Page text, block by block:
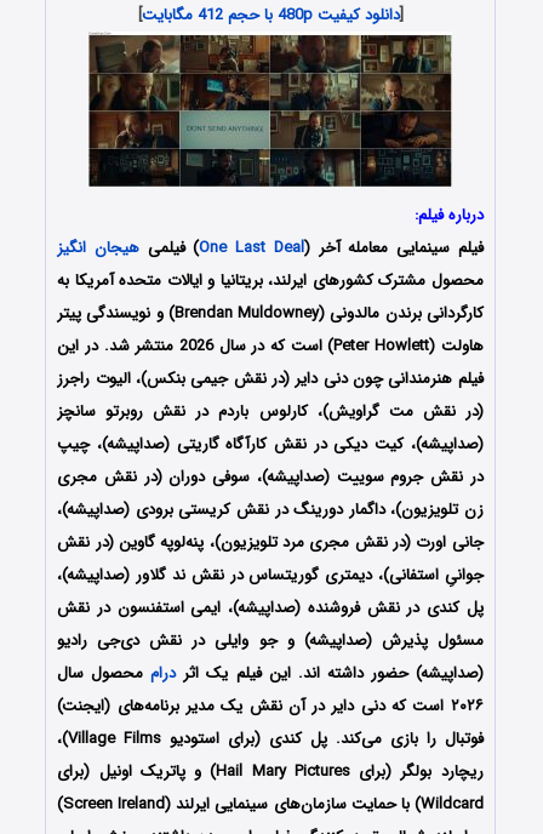
[دانلود کیفیت 480p با حجم 412 مگابایت ]
درباره فیلم:
فیلم سینمایی معامله آخر (One Last Deal) فیلمیهیجان انگیز
محصول مشترک کشورهای ایرلند، بریتانیا و ایالات متحده آمریکا به
کارگردانی برندن مالدونی (Brendan Muldowney) و نویسندگی پیتر
هاولت (Peter Howlett) است که در سال 2026 منتشر شد. در این
فیلم هنرمندانی چون دنی دایر (در نقش جیمی بنکس)، الیوت راجرز
(در نقش مت گراویش)، کارلوس باردم در نقش روبرتو سانچز
(صداپیشه)، کیت دیکی در نقش کارآگاه گاریتی (صداپیشه)، چیپ
در نقش جروم سوییت (صداپیشه)، سوفی دوران (در نقش مجری
زن تلویزیون)، داگمار دورینگ در نقش کریستی برودی (صداپیشه)،
جانی اورت (در نقش مجری مرد تلویزیون)، پنه‌لوپه گاوین (در نقش
جوانیِ استفانی)، دیمتری گوریتساس در نقش ند گلاور (صداپیشه)،
پل کندی در نقش فروشنده (صداپیشه)، ایمی استفنسون در نقش
مسئول پذیرش (صداپیشه) و جو وایلی در نقش دی‌جی رادیو
(صداپیشه) حضور داشته اند. این فیلم یک اثردراممحصول سال
۲۰۲۶ است که دنی دایر در آن نقش یک مدیر برنامه‌های (ایجنت)
فوتبال را بازی می‌کند. پل کندی (برای استودیو Village Films)،
ریچارد بولگر (برای Hail Mary Pictures) و پاتریک اونیل (برای
Wildcard) با حمایت سازمان‌های سینمایی ایرلند (Screen Ireland)